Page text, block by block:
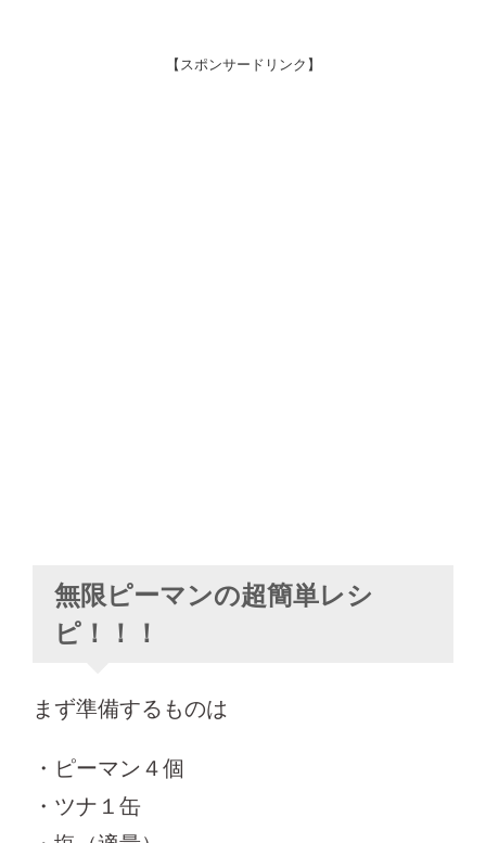
【スポンサードリンク】
無限ピーマンの超簡単レシ
ピ！！！
まず準備するものは
・ピーマン４個
・ツナ１缶